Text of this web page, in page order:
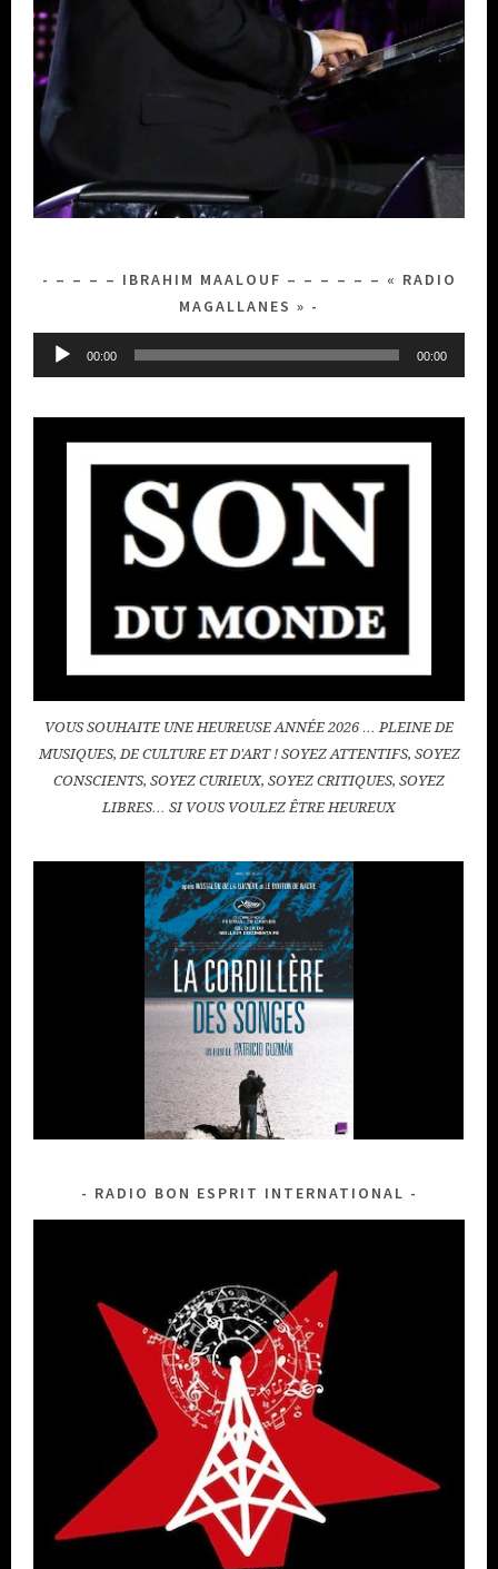
– – – – IBRAHIM MAALOUF – – – – – – « RADIO
MAGALLANES »
Lecteur
00:00 00:00
VOUS SOUHAITE UNE HEUREUSE ANNÉE 2026 … PLEINE DE
MUSIQUES, DE CULTURE ET D'ART ! SOYEZ ATTENTIFS, SOYEZ
CONSCIENTS, SOYEZ CURIEUX, SOYEZ CRITIQUES, SOYEZ
LIBRES… SI VOUS VOULEZ ÊTRE HEUREUX
RADIO BON ESPRIT INTERNATIONAL